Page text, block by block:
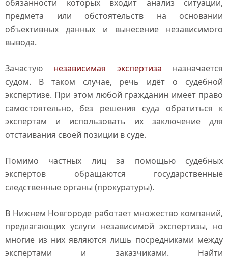
обязанности которых входит анализ ситуации,
предмета или обстоятельств на основании
объективных данных и вынесение независимого
вывода.
Зачастую независимая экспертиза назначается
судом. В таком случае, речь идёт о судебной
экспертизе. При этом любой гражданин имеет право
самостоятельно, без решения суда обратиться к
экспертам и использовать их заключение для
отстаивания своей позиции в суде.
Помимо частных лиц за помощью судебных
экспертов обращаются государственные
следственные органы (прокуратуры).
В Нижнем Новгороде работает множество компаний,
предлагающих услуги независимой экспертизы, но
многие из них являются лишь посредниками между
экспертами и заказчиками. Найти